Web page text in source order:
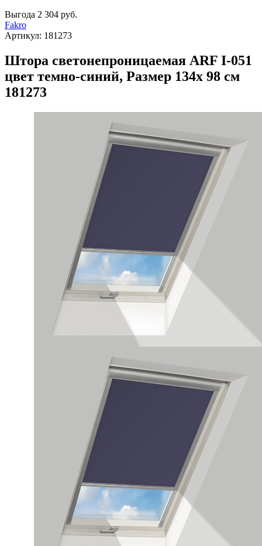
Выгода 2 304 руб.
Fakro
Артикул: 181273
Штора светонепроницаемая ARF I-051
цвет темно-синий, Размер 134х 98 см
181273